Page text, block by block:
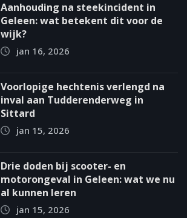
Aanhouding na steekincident in
Geleen: wat betekent dit voor de
wijk?
jan 16, 2026
Voorlopige hechtenis verlengd na
inval aan Tudderenderweg in
Sittard
jan 15, 2026
Drie doden bij scooter- en
motorongeval in Geleen: wat we nu
al kunnen leren
jan 15, 2026